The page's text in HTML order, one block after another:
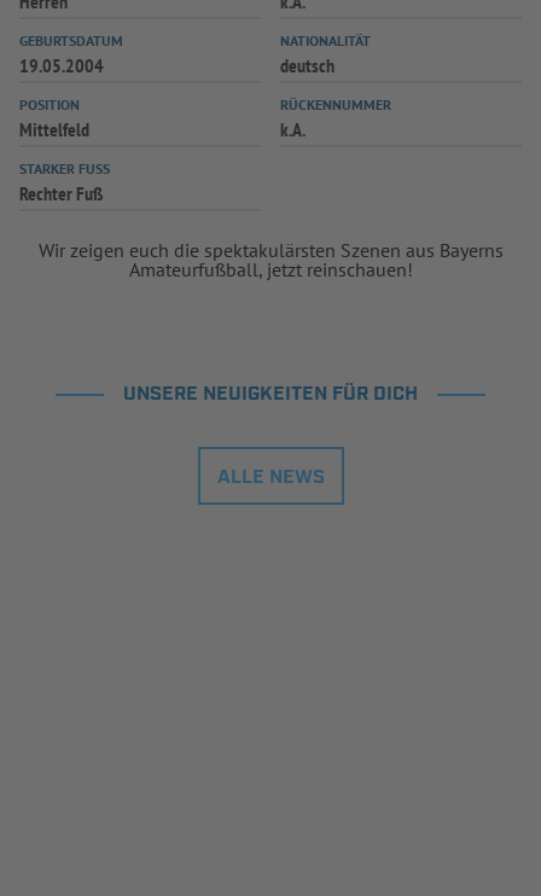
GEBURTSDATUM
19.05.2004
NATIONALITÄT
deutsch
POSITION
Mittelfeld
RÜCKENNUMMER
k.A.
STARKER FUSS
Rechter Fuß
Wir zeigen euch die spektakulärsten Szenen aus Bayerns
Amateurfußball, jetzt reinschauen!
UNSERE NEUIGKEITEN FÜR DICH
ALLE NEWS